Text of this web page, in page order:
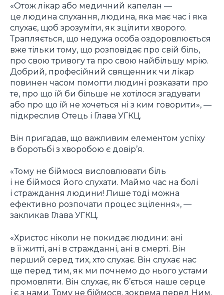
«Отож лікар або медичний капелан —
це людина слухання, людина, яка має час і яка
слухає, щоб зрозуміти, як зцілити хворого.
Трапляється, що недужа особа оздоровлюється
вже тільки тому, що розповідає про свій біль,
про свою тривогу та про свою найбільшу мрію.
Добрий, професійний священник чи лікар
повинен часом помогти людині розказати про
те, про що їй би більше не хотілося згадувати
або про що їй не хочеться ні з ким говорити», —
підкреслив Отець і Глава УГКЦ.
Він пригадав, що важливим елементом успіху
в боротьбі з хворобою є довір’я.
«Тому не біймося висловлювати біль
і не біймося його слухати. Маймо час на болі
і страждання людини! Лише тоді можна
ефективно розпочати процес зцілення», —
закликав Глава УГКЦ.
«Христос ніколи не покидає людини: ані
в її житті, ані в стражданні, ані в смерті. Він
перший серед тих, хто слухає. Він слухає нас
ще перед тим, як ми почнемо до нього устами
промовляти. Він слухає, як б’ється наше серце
і є з нами. Тому не біймося, зокрема перед Ним,